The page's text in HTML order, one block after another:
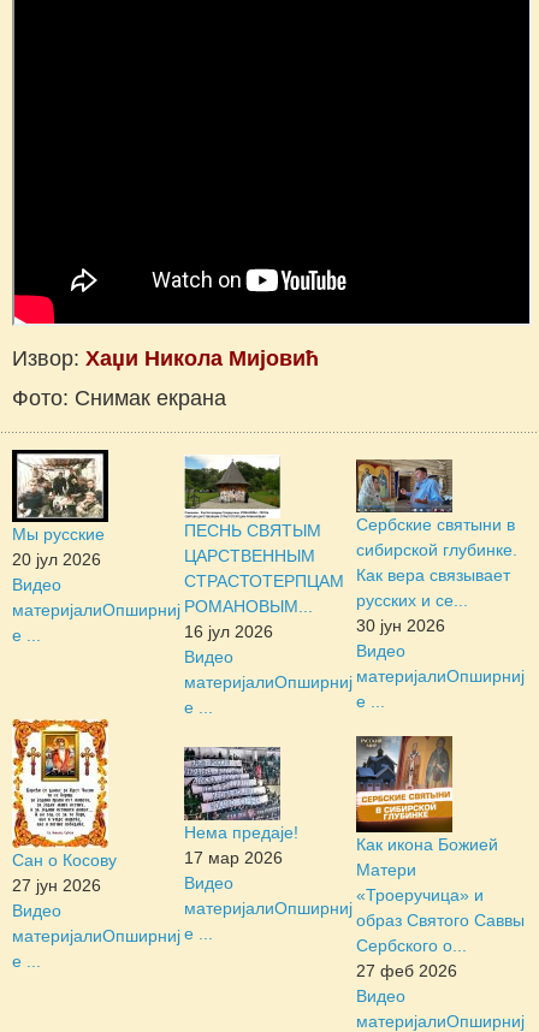
Извор: Хаџи Никола Мијовић
Фото: Снимак екрана
Мы русские
20 јул 2026
Видео
материјалиОпширниј
е ...
ПЕСНЬ СВЯТЫМ
ЦАРСТВЕННЫМ
СТРАСТОТЕРПЦАМ
РОМАНОВЫМ...
16 јул 2026
Видео
материјалиОпширниј
е ...
Сербские святыни в
сибирской глубинке.
Как вера связывает
русских и се...
30 јун 2026
Видео
материјалиОпширниј
е ...
Сан о Косову
27 јун 2026
Видео
материјалиОпширниј
е ...
Нема предаје!
17 мар 2026
Видео
материјалиОпширниј
е ...
Как икона Божией
Матери
«Троеручица» и
образ Святого Саввы
Сербского о...
27 феб 2026
Видео
материјалиОпширниј